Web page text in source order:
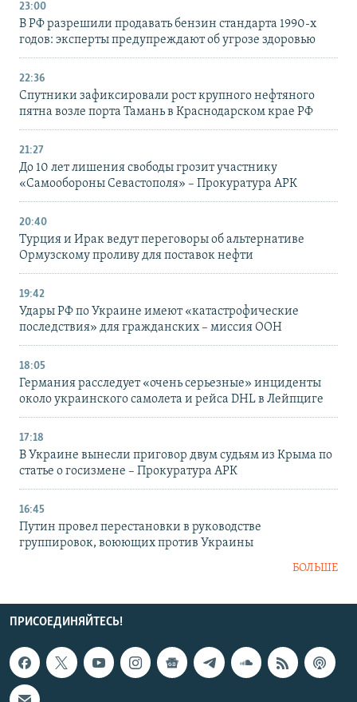
23:00
В РФ разрешили продавать бензин стандарта 1990-х
годов: эксперты предупреждают об угрозе здоровью
22:36
Спутники зафиксировали рост крупного нефтяного
пятна возле порта Тамань в Краснодарском крае РФ
21:27
До 10 лет лишения свободы грозит участнику
«Самообороны Севастополя» – Прокуратура АРК
20:40
Турция и Ирак ведут переговоры об альтернативе
Ормузскому проливу для поставок нефти
19:42
Удары РФ по Украине имеют «катастрофические
последствия» для гражданских – миссия ООН
18:05
Германия расследует «очень серьезные» инциденты
около украинского самолета и рейса DHL в Лейпциге
17:18
В Украине вынесли приговор двум судьям из Крыма по
статье о госизмене – Прокуратура АРК
16:45
Путин провел перестановки в руководстве
группировок, воюющих против Украины
БОЛЬШЕ
ПРИСОЕДИНЯЙТЕСЬ!